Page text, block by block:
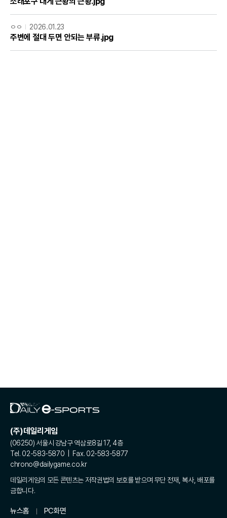
ㅇㅇ 2026.01.23
주변에 절대 두면 안되는 부류.jpg
(주)데일리게임
(06250) 서울시 강남구 역삼로8길 17, 4층
Tel. 02-583-5870 | Fax. 02-583-5877
chrono@dailygame.co.kr
데일리게임의 모든 콘텐츠는 저작권법의 보호를 받으며 무단 전재, 복사, 배포를
금합니다.
뉴스홈 PC화면